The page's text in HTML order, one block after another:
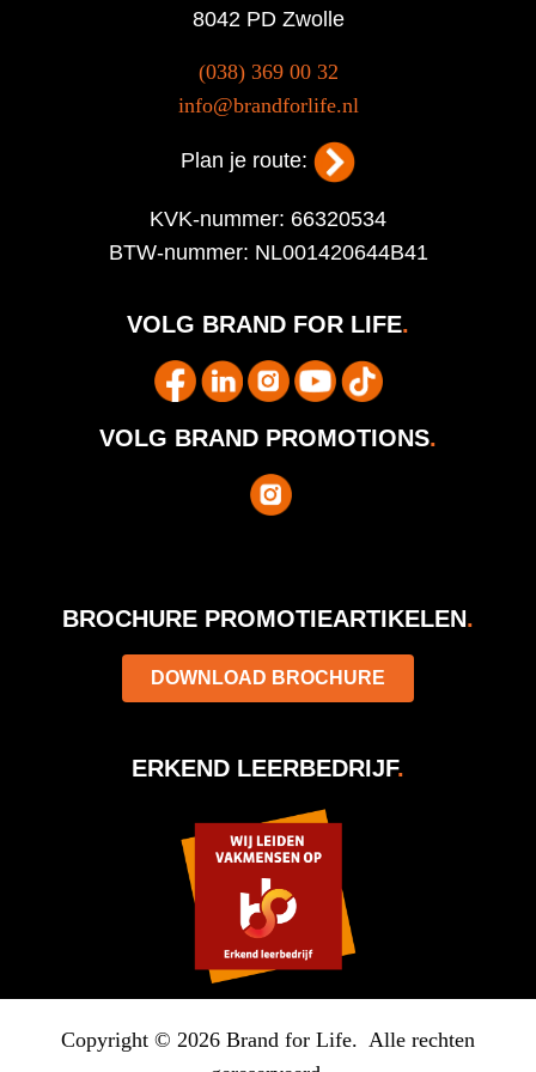
8042 PD Zwolle
(038) 369 00 32
info@brandforlife.nl
Plan je route:
KVK-nummer: 66320534
BTW-nummer: NL001420644B41
VOLG BRAND FOR LIFE.
VOLG BRAND PROMOTIONS.
BROCHURE PROMOTIEARTIKELEN.
DOWNLOAD BROCHURE
ERKEND LEERBEDRIJF.
Copyright © 2026 Brand for Life. Alle rechten